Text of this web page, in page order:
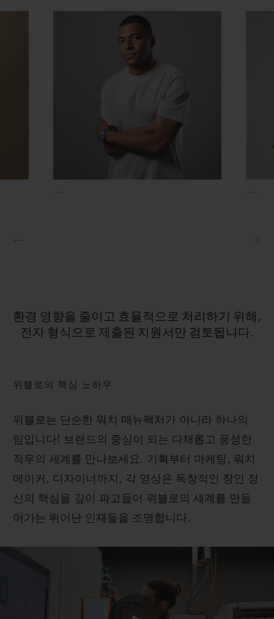
환경 영향을 줄이고 효율적으로 처리하기 위해,
전자 형식으로 제출된 지원서만 검토됩니다.
위블로의 핵심 노하우
위블로는 단순한 워치 매뉴팩처가 아니라 하나의
팀입니다! 브랜드의 중심이 되는 다채롭고 풍성한
직무의 세계를 만나보세요. 기획부터 마케팅, 워치
메이커, 디자이너까지, 각 영상은 독창적인 장인 정
신의 핵심을 깊이 파고들어 위블로의 세계를 만들
어가는 뛰어난 인재들을 조명합니다.